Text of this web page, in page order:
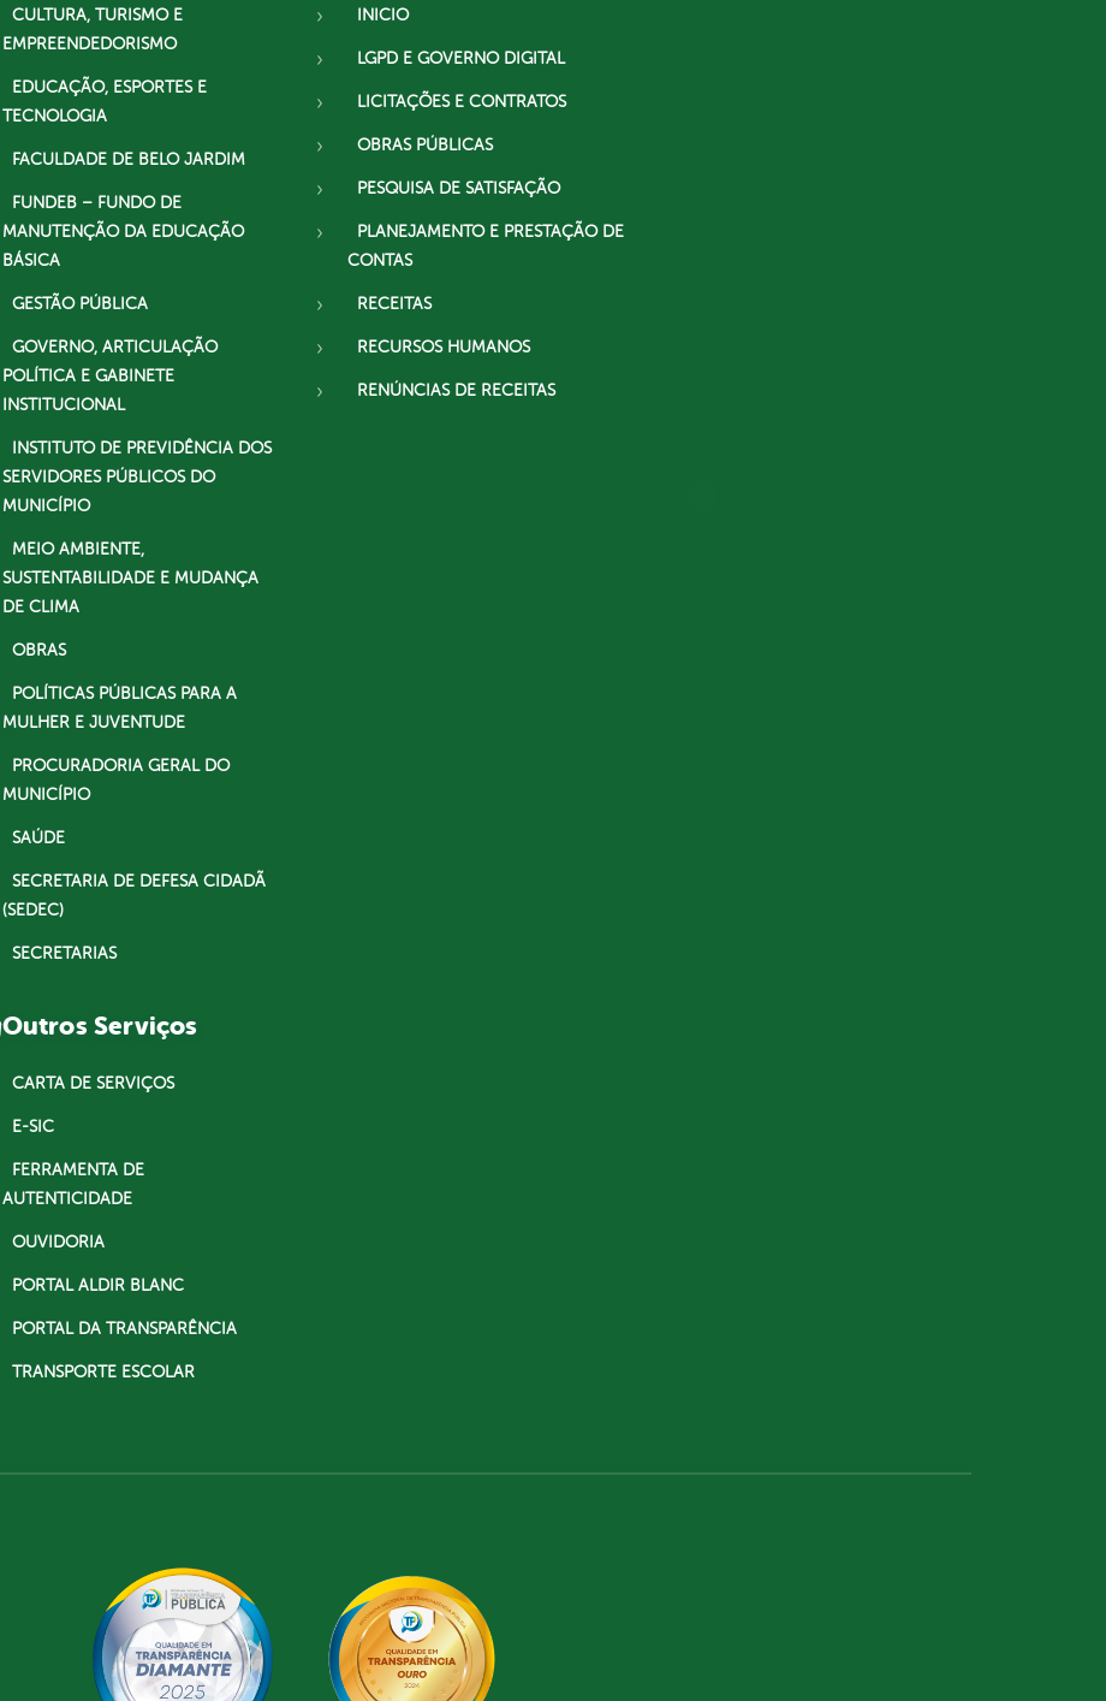
CULTURA, TURISMO E
EMPREENDEDORISMO
EDUCAÇÃO, ESPORTES E
TECNOLOGIA
FACULDADE DE BELO JARDIM
FUNDEB – FUNDO DE
MANUTENÇÃO DA EDUCAÇÃO
BÁSICA
GESTÃO PÚBLICA
GOVERNO, ARTICULAÇÃO
POLÍTICA E GABINETE
INSTITUCIONAL
INSTITUTO DE PREVIDÊNCIA DOS
SERVIDORES PÚBLICOS DO
MUNICÍPIO
MEIO AMBIENTE,
SUSTENTABILIDADE E MUDANÇA
DE CLIMA
OBRAS
POLÍTICAS PÚBLICAS PARA A
MULHER E JUVENTUDE
PROCURADORIA GERAL DO
MUNICÍPIO
SAÚDE
SECRETARIA DE DEFESA CIDADÃ
(SEDEC)
SECRETARIAS
INICIO
LGPD E GOVERNO DIGITAL
LICITAÇÕES E CONTRATOS
OBRAS PÚBLICAS
PESQUISA DE SATISFAÇÃO
PLANEJAMENTO E PRESTAÇÃO DE
CONTAS
RECEITAS
RECURSOS HUMANOS
RENÚNCIAS DE RECEITAS
Outros Serviços
CARTA DE SERVIÇOS
E-SIC
FERRAMENTA DE
AUTENTICIDADE
OUVIDORIA
PORTAL ALDIR BLANC
PORTAL DA TRANSPARÊNCIA
TRANSPORTE ESCOLAR